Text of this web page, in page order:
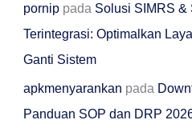
pornippada Solusi SIMRS &
Terintegrasi: Optimalkan
Ganti Sistem
apkmenyarankan pada
Panduan SOP dan DRP